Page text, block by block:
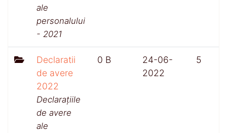
ale
personalului
- 2021
Declaratii
de avere
2022
Declarațiile
de avere
ale
0 B
24-06-
2022
5